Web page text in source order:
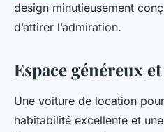
design minutieusement
d’attirer l’admiration.
Espace généreux
Une voiture de location
habitabilité excellente et